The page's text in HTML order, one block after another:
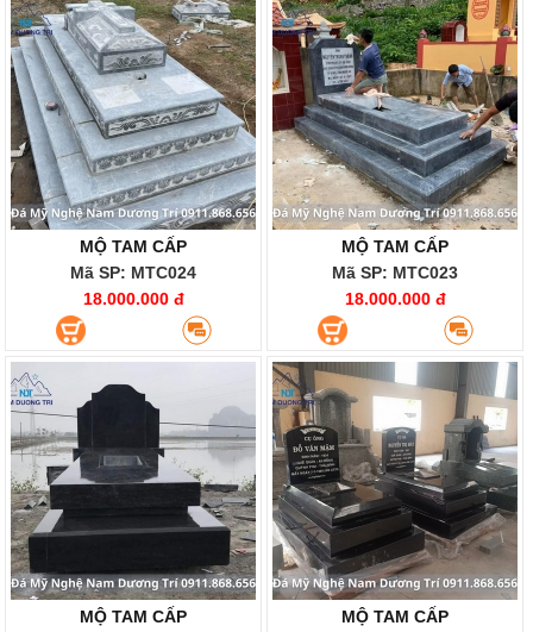
MỘ TAM CẤP
Mã SP: MTC024
18.000.000 đ
MỘ TAM CẤP
Mã SP: MTC023
18.000.000 đ
MỘ TAM CẤP
MỘ TAM CẤP